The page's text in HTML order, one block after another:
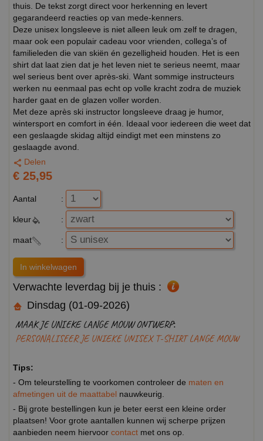
thuis. De tekst zorgt direct voor herkenning en levert
gegarandeerd reacties op van mede-kenners.
Deze unisex longsleeve is niet alleen leuk om zelf te dragen,
maar ook een populair cadeau voor vrienden, collega’s of
familieleden die van skiën én gezelligheid houden. Het is een
shirt dat laat zien dat je het leven niet te serieus neemt, maar
wel serieus bent over après-ski. Want sommige instructeurs
werken nu eenmaal pas echt op volle kracht zodra de muziek
harder gaat en de glazen voller worden.
Met deze après ski instructor longsleeve draag je humor,
wintersport en comfort in één. Ideaal voor iedereen die weet dat
een geslaagde skidag altijd eindigt met een minstens zo
geslaagde avond.
Delen
€ 25,95
Aantal :
kleur :
maat :
Verwachte leverdag bij je thuis :
Dinsdag (01-09-2026)
MAAK JE UNIEKE LANGE MOUW ONTWERP:
PERSONALISEER JE UNIEKE UNISEX T-SHIRT LANGE MOUW
Tips:
- Om teleurstelling te voorkomen controleer de maten en
afmetingen uit de maattabel nauwkeurig.
- Bij grote bestellingen kun je beter eerst een kleine order
plaatsen! Voor grote aantallen kunnen wij scherpe prijzen
aanbieden neem hiervoor contact met ons op.